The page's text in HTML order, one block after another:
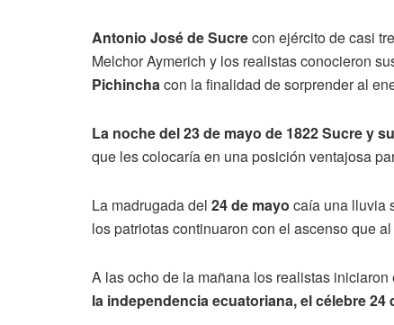
Antonio José de Sucrecon ejército de casi
Melchor Aymerich y los realistas conocieron
Pichinchacon la finalidad de sorprender al
La noche del 23 de mayo de 1822 Sucre y
que les colocaría en una posición ventajosa
La madrugada del 24 de mayo caía una lluvia
los patriotas continuaron con el ascenso que
A las ocho de la mañana los realistas
la independencia ecuatoriana, el célebre 24